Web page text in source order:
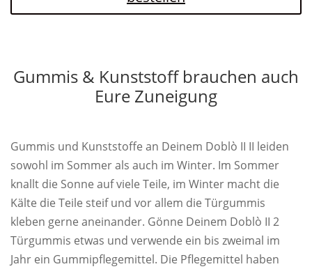
Gummis & Kunststoff brauchen auch
Eure Zuneigung
Gummis und Kunststoffe an Deinem Doblò II II leiden
sowohl im Sommer als auch im Winter. Im Sommer
knallt die Sonne auf viele Teile, im Winter macht die
Kälte die Teile steif und vor allem die Türgummis
kleben gerne aneinander. Gönne Deinem Doblò II 2
Türgummis etwas und verwende ein bis zweimal im
Jahr ein Gummipflegemittel. Die Pflegemittel haben